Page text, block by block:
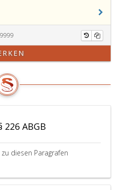
die
Obsorge
an
eine
Person
zu
übertragen,
das
des
minderjährigen
dies
ABGB
diesen Paragrafen